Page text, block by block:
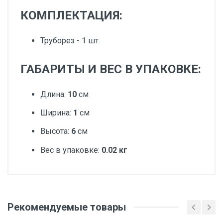
КОМПЛЕКТАЦИЯ:
Труборез - 1 шт.
ГАБАРИТЫ И ВЕС В УПАКОВКЕ:
Длина: 10 см
Ширина: 1 см
Высота: 6 см
Вес в упаковке: 0.02 кг
Вес
Рекомендуемые товары